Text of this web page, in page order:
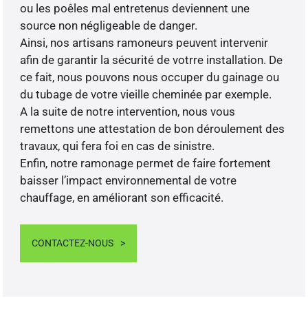
ou les poêles mal entretenus deviennent une
source non négligeable de danger.
Ainsi, nos artisans ramoneurs peuvent intervenir
afin de garantir la sécurité de votrre installation. De
ce fait, nous pouvons nous occuper du gainage ou
du tubage de votre vieille cheminée par exemple.
A la suite de notre intervention, nous vous
remettons une attestation de bon déroulement des
travaux, qui fera foi en cas de sinistre.
Enfin, notre ramonage permet de faire fortement
baisser l’impact environnemental de votre
chauffage, en améliorant son efficacité.
CONTACTEZ-NOUS